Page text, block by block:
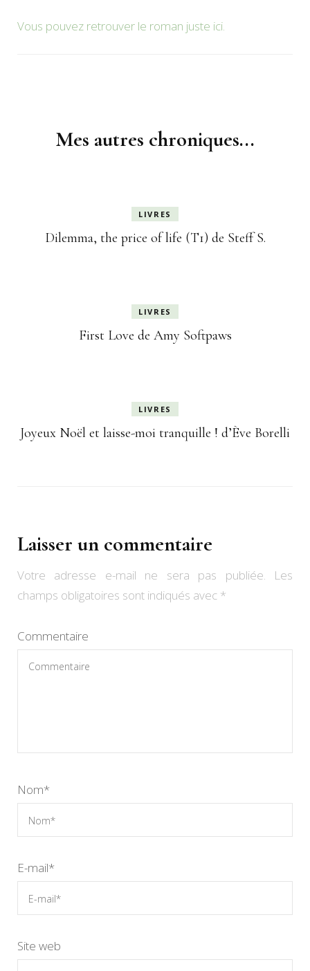
Vous pouvez retrouver le roman juste ici.
Mes autres chroniques...
LIVRES
Dilemma, the price of life (T1) de Steff S.
LIVRES
First Love de Amy Softpaws
LIVRES
Joyeux Noël et laisse-moi tranquille ! d’Ève Borelli
Laisser un commentaire
Votre adresse e-mail ne sera pas publiée.
Les
champs obligatoires sont indiqués avec *
Commentaire
Nom*
E-mail*
Site web